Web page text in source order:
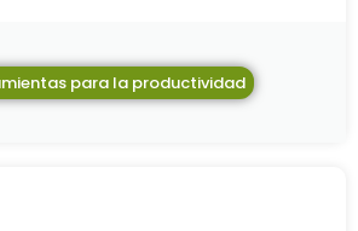
para la productividad